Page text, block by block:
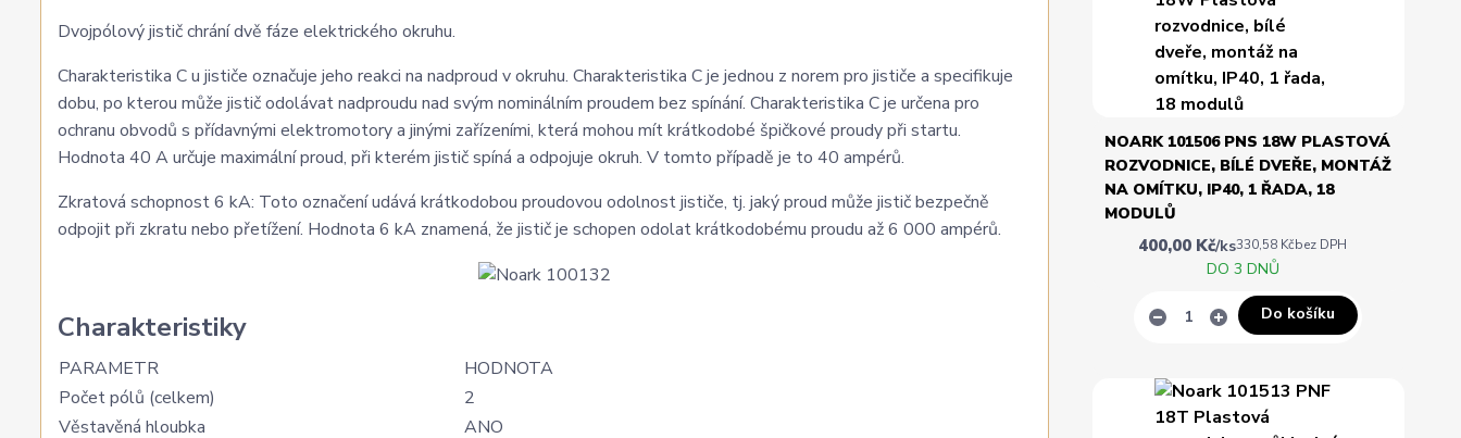
Dvojpólový jistič chrání dvě fáze elektrického okruhu.
Charakteristika C u jističe označuje jeho reakci na nadproud v okruhu. Charakteristika C je jednou z norem pro jističe a specifikuje
dobu, po kterou může jistič odolávat nadproudu nad svým nominálním proudem bez spínání. Charakteristika C je určena pro
ochranu obvodů s přídavnými elektromotory a jinými zařízeními, která mohou mít krátkodobé špičkové proudy při startu.
Hodnota 40 A určuje maximální proud, při kterém jistič spíná a odpojuje okruh. V tomto případě je to 40 ampérů.
Zkratová schopnost 6 kA: Toto označení udává krátkodobou proudovou odolnost jističe, tj. jaký proud může jistič bezpečně
odpojit při zkratu nebo přetížení. Hodnota 6 kA znamená, že jistič je schopen odolat krátkodobému proudu až 6 000 ampérů.
Charakteristiky
PARAMETR
HODNOTA
Počet pólů (celkem)
2
Věstavěná hloubka
ANO
NOARK 101506 PNS 18W PLASTOVÁ
ROZVODNICE, BÍLÉ DVEŘE, MONTÁŽ
NA OMÍTKU, IP40, 1 ŘADA, 18
MODULŮ
400,00 Kč/ks330,58 Kčbez DPH
DO 3 DNŮ
Do košíku